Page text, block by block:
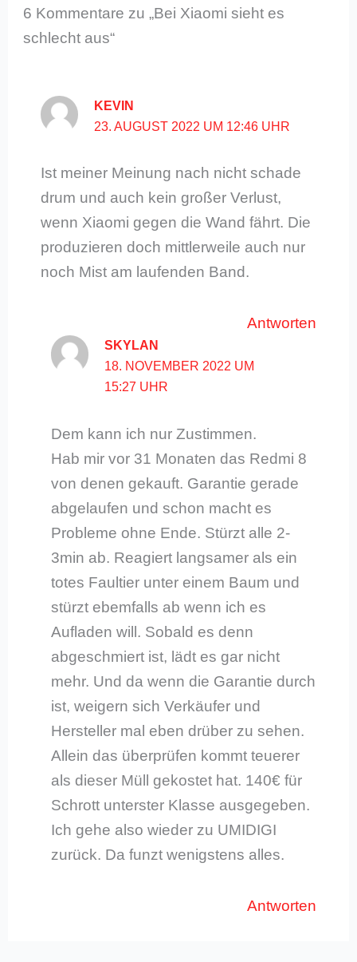
6 Kommentare zu „Bei Xiaomi sieht es
schlecht aus“
KEVIN
23. AUGUST 2022 UM 12:46 UHR
Ist meiner Meinung nach nicht schade
drum und auch kein großer Verlust,
wenn Xiaomi gegen die Wand fährt. Die
produzieren doch mittlerweile auch nur
noch Mist am laufenden Band.
Antworten
SKYLAN
18. NOVEMBER 2022 UM
15:27 UHR
Dem kann ich nur Zustimmen.
Hab mir vor 31 Monaten das Redmi 8
von denen gekauft. Garantie gerade
abgelaufen und schon macht es
Probleme ohne Ende. Stürzt alle 2-
3min ab. Reagiert langsamer als ein
totes Faultier unter einem Baum und
stürzt ebemfalls ab wenn ich es
Aufladen will. Sobald es denn
abgeschmiert ist, lädt es gar nicht
mehr. Und da wenn die Garantie durch
ist, weigern sich Verkäufer und
Hersteller mal eben drüber zu sehen.
Allein das überprüfen kommt teuerer
als dieser Müll gekostet hat. 140€ für
Schrott unterster Klasse ausgegeben.
Ich gehe also wieder zu UMIDIGI
zurück. Da funzt wenigstens alles.
Antworten